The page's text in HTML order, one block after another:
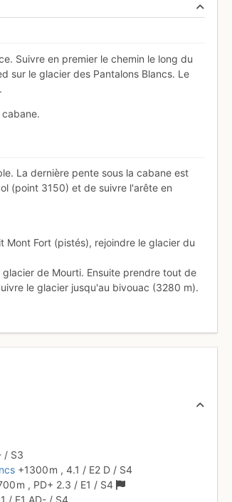
Suivre en premier le chemin le long du
sur le glacier des Pantalons Blancs. Le
La dernière pente sous la cabane est
(point 3150) et de suivre l'arête en
Mont Fort (pistés), rejoindre le glacier du
de Mourti. Ensuite prendre tout de
le glacier jusqu'au bivouac (3280 m).
/ S3
+1300 m ,4.1 / E2 D / S4
m , PD+ 2.3 / E1 / S4